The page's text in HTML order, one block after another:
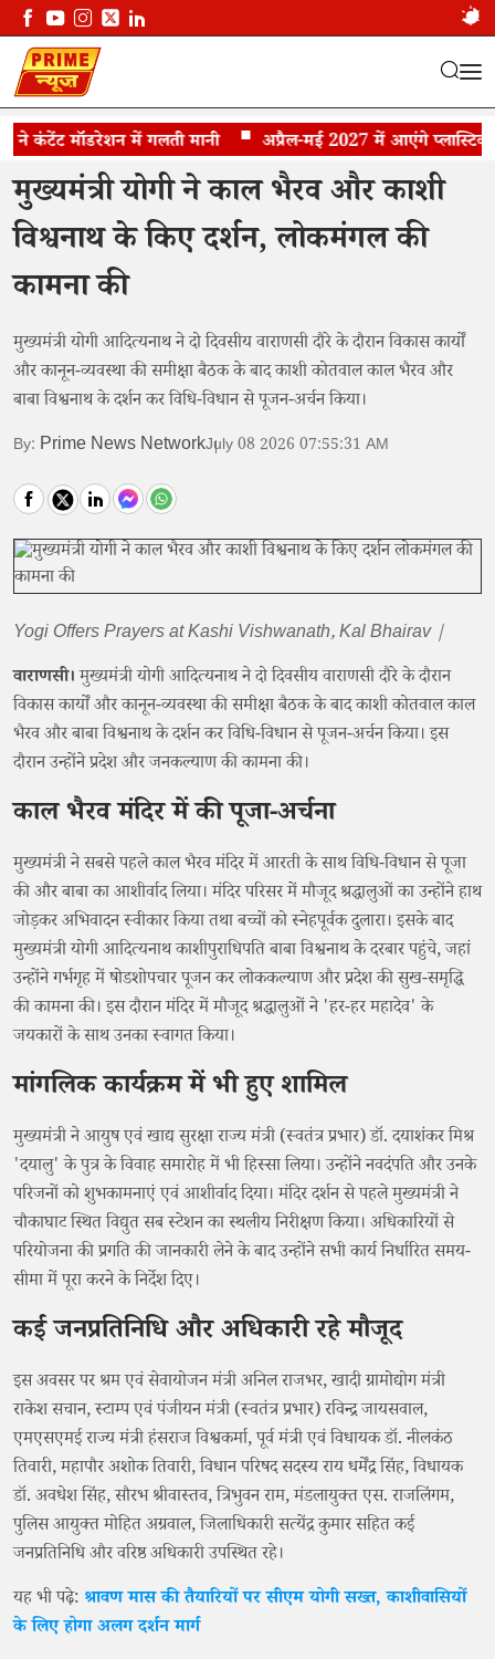
कंटेंट मॉडरेशन में गलती मानी अप्रैल-मई 2027 में आएंगे प्लास्टिक के
योगी ने काशी विश्वनाथ-काल भैरव के किए दर्शन
मुख्यमंत्री योगी ने काल भैरव और काशी
विश्वनाथ के किए दर्शन, लोकमंगल की
कामना की
मुख्यमंत्री योगी आदित्यनाथ ने दो दिवसीय वाराणसी दौरे के दौरान विकास कार्यों
और कानून-व्यवस्था की समीक्षा बैठक के बाद काशी कोतवाल काल भैरव और
बाबा विश्वनाथ के दर्शन कर विधि-विधान से पूजन-अर्चन किया।
By: Prime News NetworkJuly 08 2026 07:55:31 AM
Yogi Offers Prayers at Kashi Vishwanath, Kal Bhairav |
वाराणसी।मुख्यमंत्री योगी आदित्यनाथ ने दो दिवसीय वाराणसी दौरे के दौरान
विकास कार्यों और कानून-व्यवस्था की समीक्षा बैठक के बाद काशी कोतवाल काल
भैरव और बाबा विश्वनाथ के दर्शन कर विधि-विधान से पूजन-अर्चन किया। इस
दौरान उन्होंने प्रदेश और जनकल्याण की कामना की।
काल भैरव मंदिर में की पूजा-अर्चना
मुख्यमंत्री ने सबसे पहले काल भैरव मंदिर में आरती के साथ विधि-विधान से पूजा
की और बाबा का आशीर्वाद लिया। मंदिर परिसर में मौजूद श्रद्धालुओं का उन्होंने हाथ
जोड़कर अभिवादन स्वीकार किया तथा बच्चों को स्नेहपूर्वक दुलारा। इसके बाद
मुख्यमंत्री योगी आदित्यनाथ काशीपुराधिपति बाबा विश्वनाथ के दरबार पहुंचे, जहां
उन्होंने गर्भगृह में षोडशोपचार पूजन कर लोककल्याण और प्रदेश की सुख-समृद्धि
की कामना की। इस दौरान मंदिर में मौजूद श्रद्धालुओं ने 'हर-हर महादेव' के
जयकारों के साथ उनका स्वागत किया।
मांगलिक कार्यक्रम में भी हुए शामिल
मुख्यमंत्री ने आयुष एवं खाद्य सुरक्षा राज्य मंत्री (स्वतंत्र प्रभार) डॉ. दयाशंकर मिश्र
'दयालु' के पुत्र के विवाह समारोह में भी हिस्सा लिया। उन्होंने नवदंपति और उनके
परिजनों को शुभकामनाएं एवं आशीर्वाद दिया। मंदिर दर्शन से पहले मुख्यमंत्री ने
चौकाघाट स्थित विद्युत सब स्टेशन का स्थलीय निरीक्षण किया। अधिकारियों से
परियोजना की प्रगति की जानकारी लेने के बाद उन्होंने सभी कार्य निर्धारित समय-
सीमा में पूरा करने के निर्देश दिए।
कई जनप्रतिनिधि और अधिकारी रहे मौजूद
इस अवसर पर श्रम एवं सेवायोजन मंत्री अनिल राजभर, खादी ग्रामोद्योग मंत्री
राकेश सचान, स्टाम्प एवं पंजीयन मंत्री (स्वतंत्र प्रभार) रविन्द्र जायसवाल,
एमएसएमई राज्य मंत्री हंसराज विश्वकर्मा, पूर्व मंत्री एवं विधायक डॉ. नीलकंठ
तिवारी, महापौर अशोक तिवारी, विधान परिषद सदस्य राय धर्मेंद्र सिंह, विधायक
डॉ. अवधेश सिंह, सौरभ श्रीवास्तव, त्रिभुवन राम, मंडलायुक्त एस. राजलिंगम,
पुलिस आयुक्त मोहित अग्रवाल, जिलाधिकारी सत्येंद्र कुमार सहित कई
जनप्रतिनिधि और वरिष्ठ अधिकारी उपस्थित रहे।
यह भी पढ़े: श्रावण मास की तैयारियों पर सीएम योगी सख्त, काशीवासियों
के लिए होगा अलग दर्शन मार्ग